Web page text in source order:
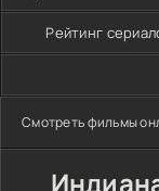
Рейтинг
Смотреть фильмы